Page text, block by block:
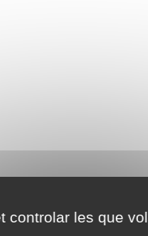
controlar les que